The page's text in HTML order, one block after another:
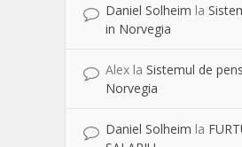
Daniel Solheim la
in Norvegia
Alex la Sistemul de
Norvegia
Daniel Solheim la